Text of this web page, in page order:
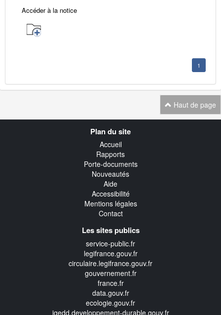
Accéder à la notice
1
Haut de page
Plan du site
Accueil
Rapports
Porte-documents
Nouveautés
Aide
Accessibilité
Mentions légales
Contact
Les sites publics
service-public.fr
legifrance.gouv.fr
circulaire.legifrance.gouv.fr
gouvernement.fr
france.fr
data.gouv.fr
ecologie.gouv.fr
igedd.developpement-durable.gouv.fr